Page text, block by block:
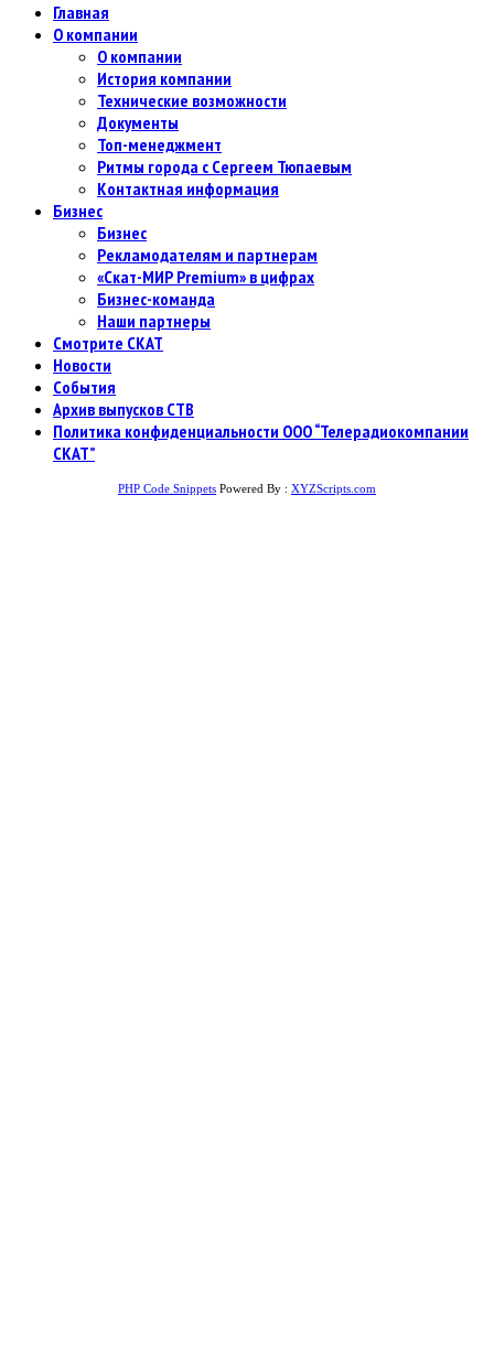
Главная
О компании
О компании
История компании
Технические возможности
Документы
Топ-менеджмент
Ритмы города с Сергеем Тюпаевым
Контактная информация
Бизнес
Бизнес
Рекламодателям и партнерам
«Скат-МИР Premium» в цифрах
Бизнес-команда
Наши партнеры
Смотрите СКАТ
Новости
События
Архив выпусков СТВ
Политика конфиденциальности ООО “Телерадиокомпании
СКАТ”
PHP Code Snippets Powered By : XYZScripts.com